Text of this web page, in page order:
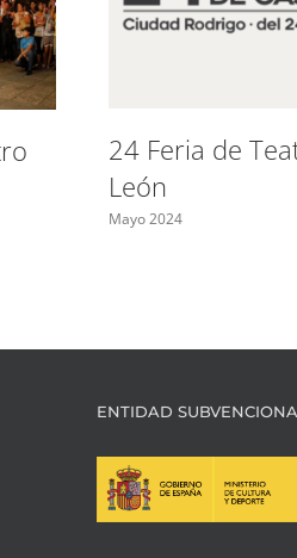
24 Feria de
León
Mayo 2024
ENTIDAD